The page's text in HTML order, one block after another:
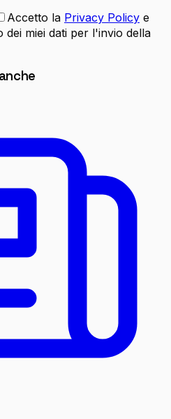
Accetto la Privacy Policy e
miei dati per l'invio della